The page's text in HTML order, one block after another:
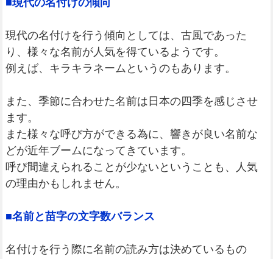
■現代の名付けの傾向
現代の名付けを行う傾向としては、古風であった
り、様々な名前が人気を得ているようです。
例えば、キラキラネームというのもあります。
また、季節に合わせた名前は日本の四季を感じさせ
ます。
また様々な呼び方ができる為に、響きが良い名前な
どが近年ブームになってきています。
呼び間違えられることが少ないということも、人気
の理由かもしれません。
■名前と苗字の文字数バランス
名付けを行う際に名前の読み方は決めているもの